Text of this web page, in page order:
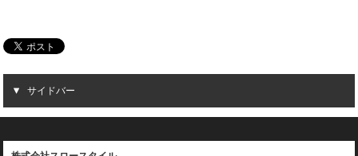
サイドバー